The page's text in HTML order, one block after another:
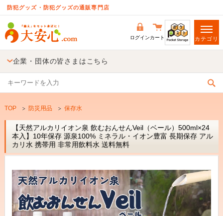
防犯グッズ・防犯グッズの通販専門店
ログインカート カテゴリ
企業・団体の皆さまはこちら
TOP 防災用品 保存水
【天然アルカリイオン泉 飲むおんせんVeil（ベール）500ml×24
本入】10年保存 源泉100% ミネラル・イオン豊富 長期保存 アル
カリ水 携帯用 非常用飲料水 送料無料